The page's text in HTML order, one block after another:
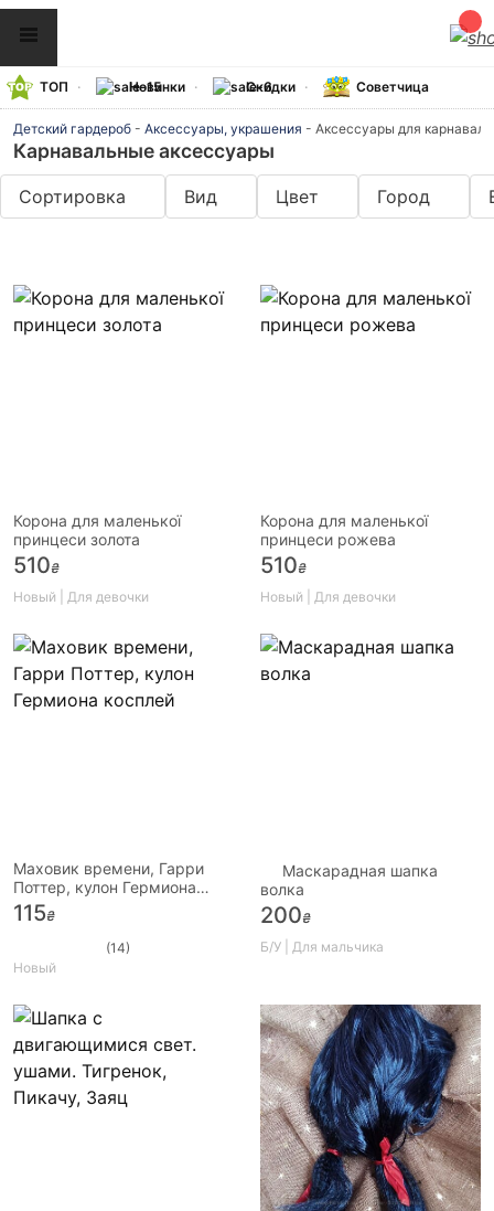
ТОП Новинки Скидки Советчица
Детский гардероб - Аксессуары, украшения - Аксессуары для карнавала
Карнавальные аксессуары
Сортировка Вид Цвет Город
Корона для маленької
принцеси золота
510₴
Новый | Для девочки
Корона для маленької
принцеси рожева
510₴
Новый | Для девочки
Маховик времени, Гарри
Поттер, кулон Гермиона
косплей
115₴
(14)
Новый
Маскарадная шапка
волка
200₴
Б/У | Для мальчика